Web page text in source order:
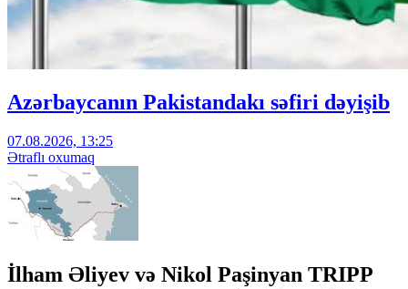
Azərbaycanın Pakistandakı səfiri dəyişib
07.08.2026, 13:25
Ətraflı oxumaq
İlham Əliyev və Nikol Paşinyan TRIPP